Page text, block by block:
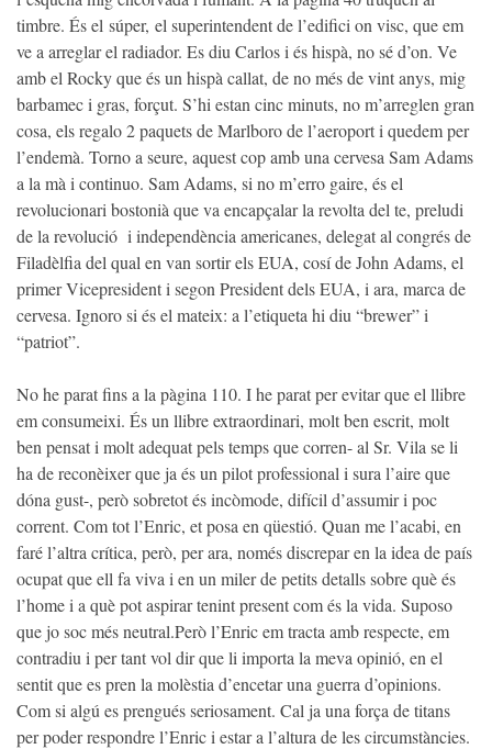
timbre. És el súper, el superintendent de l’edifici on visc, que em
ve a arreglar el radiador. Es diu Carlos i és hispà, no sé d’on. Ve
amb el Rocky que és un hispà callat, de no més de vint anys, mig
barbamec i gras, forçut. S’hi estan cinc minuts, no m’arreglen gran
cosa, els regalo 2 paquets de Marlboro de l’aeroport i quedem per
l’endemà. Torno a seure, aquest cop amb una cervesa Sam Adams
a la mà i continuo. Sam Adams, si no m’erro gaire, és el
revolucionari bostonià que va encapçalar la revolta del te, preludi
de la revolució i independència americanes, delegat al congrés de
Filadèlfia del qual en van sortir els EUA, cosí de John Adams, el
primer Vicepresident i segon President dels EUA, i ara, marca de
cervesa. Ignoro si és el mateix: a l’etiqueta hi diu “brewer” i
“patriot”.
No he parat fins a la pàgina 110. I he parat per evitar que el llibre
em consumeixi. És un llibre extraordinari, molt ben escrit, molt
ben pensat i molt adequat pels temps que corren- al Sr. Vila se li
ha de reconèixer que ja és un pilot professional i sura l’aire que
dóna gust-, però sobretot és incòmode, difícil d’assumir i poc
corrent. Com tot l’Enric, et posa en qüestió. Quan me l’acabi, en
faré l’altra crítica, però, per ara, només discrepar en la idea de país
ocupat que ell fa viva i en un miler de petits detalls sobre què és
l’home i a què pot aspirar tenint present com és la vida. Suposo
que jo soc més neutral.Però l’Enric em tracta amb respecte, em
contradiu i per tant vol dir que li importa la meva opinió, en el
sentit que es pren la molèstia d’encetar una guerra d’opinions.
Com si algú es prengués seriosament. Cal ja una força de titans
per poder respondre l’Enric i estar a l’altura de les circumstàncies.